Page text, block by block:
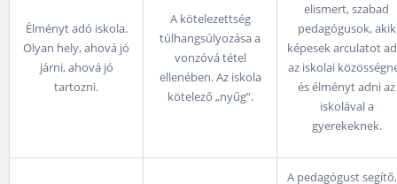
Élményt adó iskola.
Olyan hely, ahová jó
járni, ahová jó
tartozni.
A kötelezettség
túlhangsúlyozása a
vonzóvá tétel
ellenében. Az iskola
kötelező „nyűg”.
elismert, szabad
pedagógusok, akik
képesek arculatot
az iskolai
és élményt adni az
iskolával a
gyerekeknek.
A pedagógust